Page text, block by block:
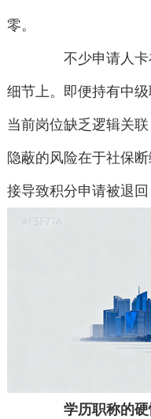
零。
不少申请人卡
细节上。即便持有中
当前岗位缺乏逻辑关
隐蔽的风险在于社保
接导致积分申请被退回
学历职称的